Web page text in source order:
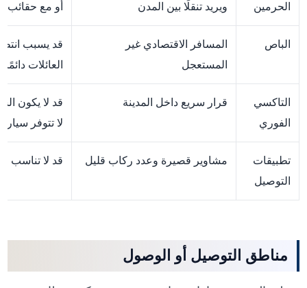
الحرمين
ويريد تنقلًا بين المدن
أو مع حقائب
الباص
المسافر الاقتصادي غير
المستعجل
قد يسبب
العائلات دائمًا
التاكسي
الفوري
قرار سريع داخل المدينة
قد لا يكون
لا تتوفر
تطبيقات
التوصيل
مشاوير قصيرة وعدد ركاب قليل قد لا تناسب
مناطق التوصيل أو الوصول